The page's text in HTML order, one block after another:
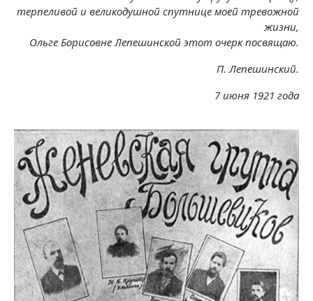
терпеливой и великодушной спутнице моей тревожной
жизни,
Ольге Борисовне Лепешинской этот очерк посвящаю.
П. Лепешинский.
7 июня 1921 года